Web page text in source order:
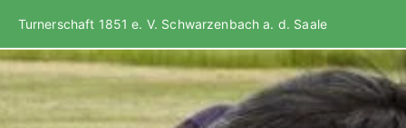
Turnerschaft 1851 e. V. Schwarzenbach a. d. Saale